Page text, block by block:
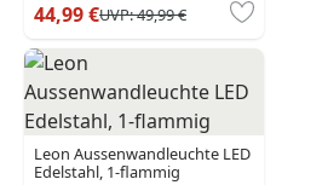
44,99 €UVP:49,99 €
Leon Aussenwandleuchte LED
Edelstahl, 1-flammig